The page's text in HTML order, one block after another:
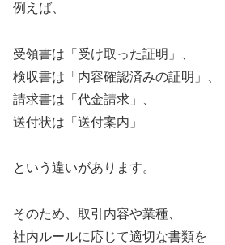
例えば、
受領書は「受け取った証明」、
検収書は「内容確認済みの証明」、
請求書は「代金請求」、
送付状は「送付案内」
という違いがあります。
そのため、取引内容や業種、
社内ルールに応じて適切な書類を